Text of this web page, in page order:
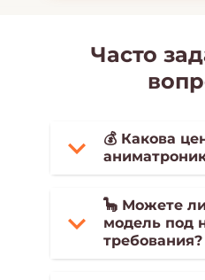
Часто
💰 Какова
🦕 Можете
модель под
требования?